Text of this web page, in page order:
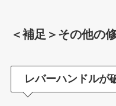
＜補足＞その他の
レバーハンドルが